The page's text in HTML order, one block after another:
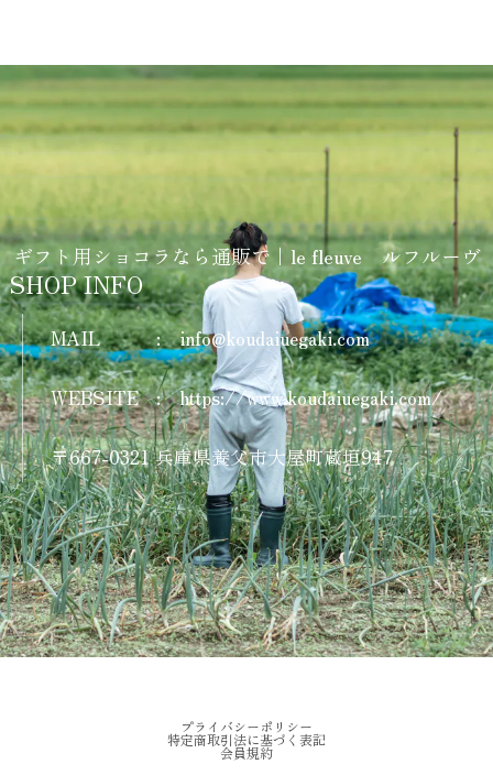
ギフト用ショコラなら通販で｜le fleuve ルフルーヴ
SHOP INFO
MAIL : info@koudaiuegaki.com
WEBSITE : https://www.koudaiuegaki.com/
〒667-0321 兵庫県養父市大屋町蔵垣947
プライバシーポリシー
特定商取引法に基づく表記
会員規約